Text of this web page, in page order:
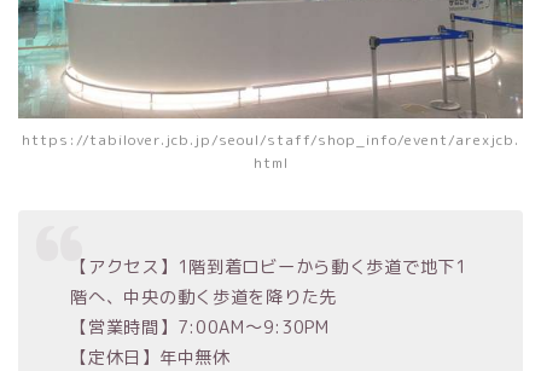
https://tabilover.jcb.jp/seoul/staff/shop_info/event/arexjcb.
html
【アクセス】1階到着ロビーから動く歩道で地下1
階へ、中央の動く歩道を降りた先
【営業時間】7:00AM～9:30PM
【定休日】年中無休